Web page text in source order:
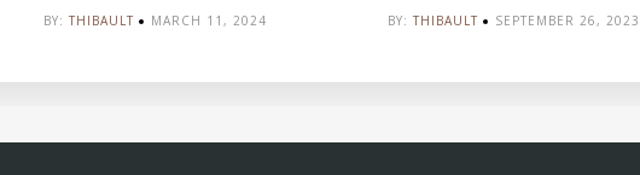
BY: THIBAULT MARCH 11, 2024 BY: THIBAULT SEPTEMBER 26, 2023